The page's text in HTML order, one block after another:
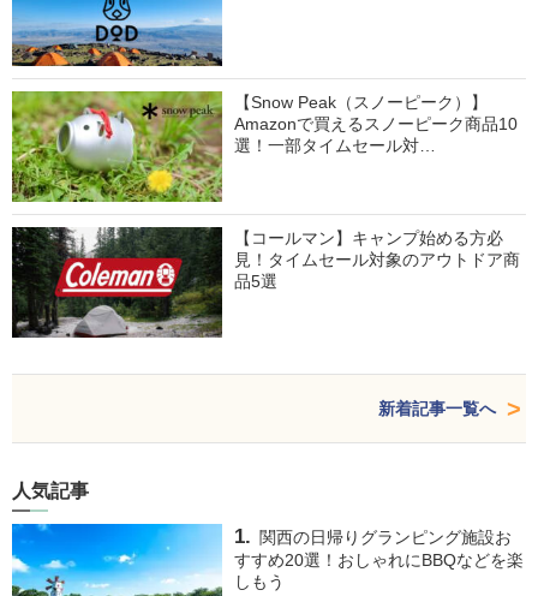
【Snow Peak（スノーピーク）】
Amazonで買えるスノーピーク商品10
選！一部タイムセール対…
【コールマン】キャンプ始める方必
見！タイムセール対象のアウトドア商
品5選
新着記事一覧へ
人気記事
関西の日帰りグランピング施設お
すすめ20選！おしゃれにBBQなどを楽
しもう